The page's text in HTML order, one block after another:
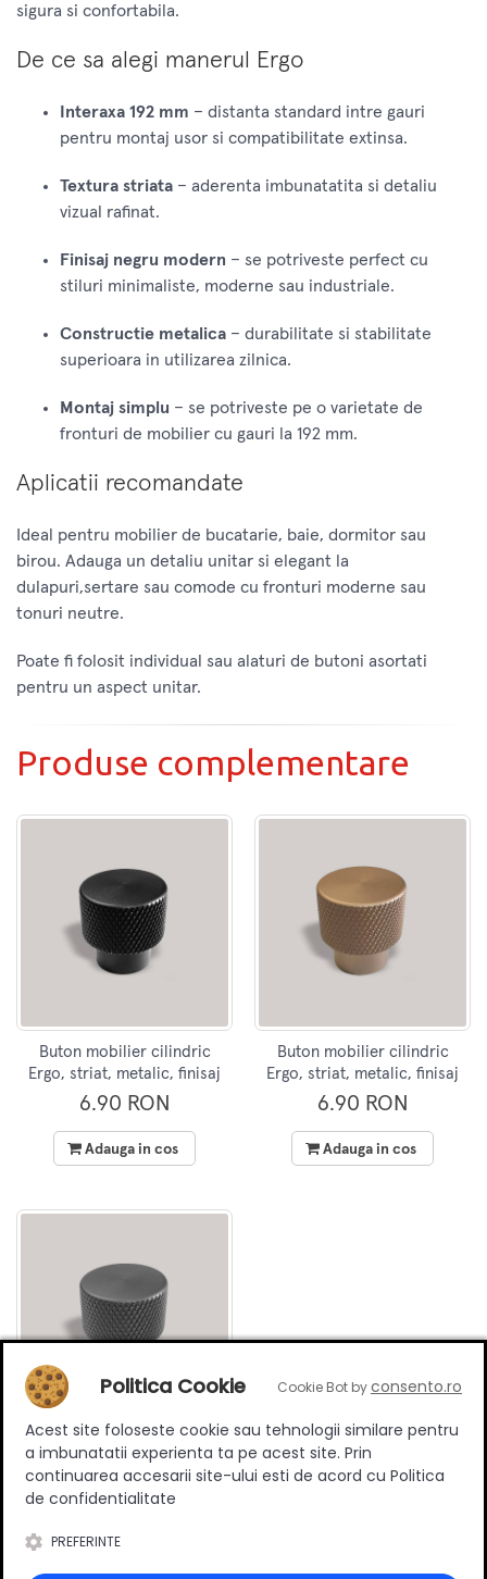
sigura si confortabila.
De ce sa alegi manerul Ergo
Interaxa 192 mm – distanta standard intre gauri
pentru montaj usor si compatibilitate extinsa.
Textura striata – aderenta imbunatatita si detaliu
vizual rafinat.
Finisaj negru modern – se potriveste perfect cu
stiluri minimaliste, moderne sau industriale.
Constructie metalica – durabilitate si stabilitate
superioara in utilizarea zilnica.
Montaj simplu – se potriveste pe o varietate de
fronturi de mobilier cu gauri la 192 mm.
Aplicatii recomandate
Ideal pentru mobilier de bucatarie, baie, dormitor sau
birou. Adauga un detaliu unitar si elegant la
dulapuri,sertare sau comode cu fronturi moderne sau
tonuri neutre.
Poate fi folosit individual sau alaturi de butoni asortati
pentru un aspect unitar.
Produse complementare
Buton mobilier cilindric
Ergo, striat, metalic, finisaj
negru
6.90 RON
Adauga in cos
Buton mobilier cilindric
Ergo, striat, metalic, finisaj
maro
6.90 RON
Adauga in cos
Buton mobilier cilindric
Ergo, striat, metalic, finisaj
gri
6.90 RON
Adauga in cos
Politica Cookie Cookie Bot byconsento.ro
Acest site foloseste cookie sau tehnologii similare pentru
a imbunatatii experienta ta pe acest site. Prin
continuarea accesarii site-ului esti de acord cu Politica
de confidentialitate
PREFERINTE